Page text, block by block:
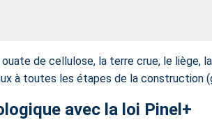
de cellulose, la terre crue, le liège,
à toutes les étapes de la construction
avec la loi Pinel+